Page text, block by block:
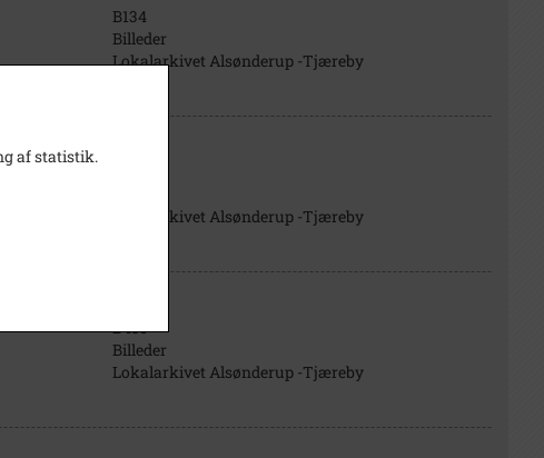
B134
Billeder
Lokalarkivet Alsønderup -Tjæreby
Lokalarkivet Alsønderup -Tjæreby
B450
Billeder
Lokalarkivet Alsønderup -Tjæreby
af statistik.